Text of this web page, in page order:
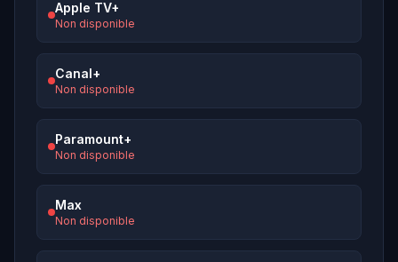
Apple TV+
Non disponible
Canal+
Non disponible
Paramount+
Non disponible
Max
Non disponible